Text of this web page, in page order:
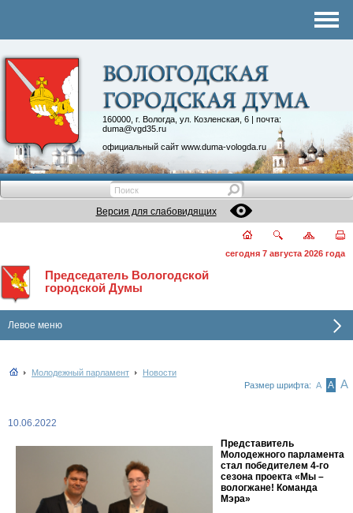
160000, г. Вологда, ул. Козленская, 6 | почта:
duma@vgd35.ru
официальный сайт www.duma-vologda.ru
Контакты
Депутатские объединения
Версия для слабовидящих
сегодня 7 августа 2026 года
Председатель Вологодской
городской Думы
Левое меню
Молодежный парламент
Новости
Размер шрифта: А А А
10.06.2022
Представитель
Молодежного парламента
стал победителем 4-го
сезона проекта «Мы –
вологжане! Команда
Мэра»